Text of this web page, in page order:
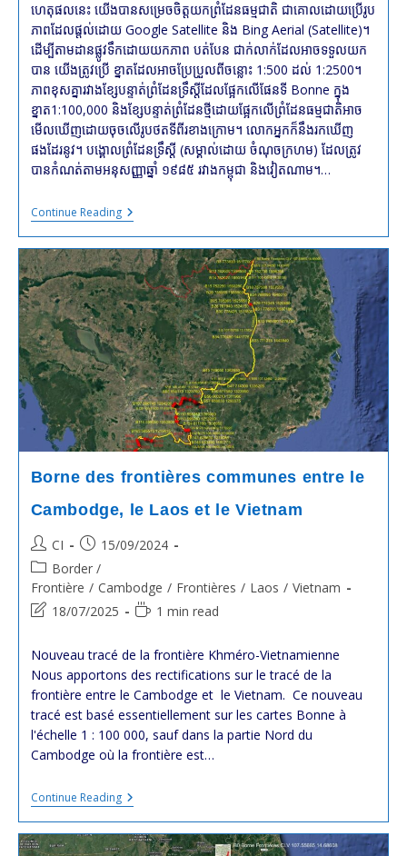
ហេតុផលនេះ យើងបានសម្រេចចិត្តយកព្រំដែនធម្មជាតិ ជាគោលដោយប្រើរូប
ភាពដែលផ្តល់ដោយ Google Satellite និង Bing Aerial (Satellite)។
ដើម្បីតាមដានផ្លូវទឹកដោយយកភាព បត់បែន ជាក់លាក់ដែលអាចទទួលយក
បាន យើងត្រូវប្រើ ខ្នាតដែលអាចប្រែប្រួលពីចន្លោះ 1:500 ដល់ 1:2500។
ភាពខុសគ្នារវាងខ្សែបន្ទាត់ព្រំដែនទ្រឹស្តីដែលផ្អែកលើផែនទី Bonne ក្នុង
ខ្នាត1:100,000 និងខ្សែបន្ទាត់ព្រំដែនថ្មីដោយផ្អែកលើព្រំដែនធម្មជាតិអាច
មើលឃើញដោយចុចលើរូបថតទីពីរខាងក្រោម។ លោកអ្នកក៏នឹងរកឃើញ
ផងដែរនូវ។ បង្គោលព្រំដែនទ្រឹស្តី (សម្គាល់ដោយ ចំណុចក្រហម) ដែលត្រូវ
បានកំណត់តាមអនុសញ្ញាឆ្នាំ ១៩៨៥ រវាងកម្ពុជា និងវៀតណាម។…
Continue ReadingNouveau
Tracé
De
La
Frontière
Khméro-
Vietnamienne
Borne des frontières communes entre le
Cambodge, le Laos et le Vietnam
Post
author:
CI
Post
published:
15/09/2024
Post
category:
Border /
Frontière / Cambodge / Frontières / Laos / Vietnam
Post
modified:
18/07/2025
Reading1 min read
Nouveau tracé de la frontière Khméro-Vietnamienne
Nous apportons des rectifications sur le tracé de la
frontière entre le Cambodge et le Vietnam. Ce nouveau
tracé est basé essentiellement sur les cartes Bonne à
l'échelle 1 : 100 000, sauf dans la partie Nord du
Cambodge où la frontière est…
Continue ReadingBorne
Des
Frontières
Communes